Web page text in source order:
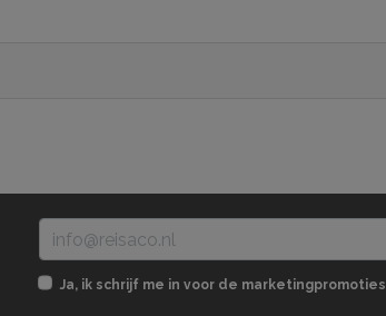
Ja, ik schrijf me in voor de marketingpromoties